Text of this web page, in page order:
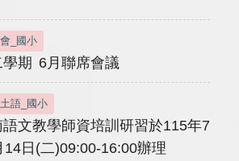
_國小
期 6月聯席會議
語_國小
文教學師資培訓研習於115年7
14日(二)09:00-16:00辦理